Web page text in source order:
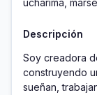
ucharima,
Descripción
Soy creadora
construyendo
sueñan,